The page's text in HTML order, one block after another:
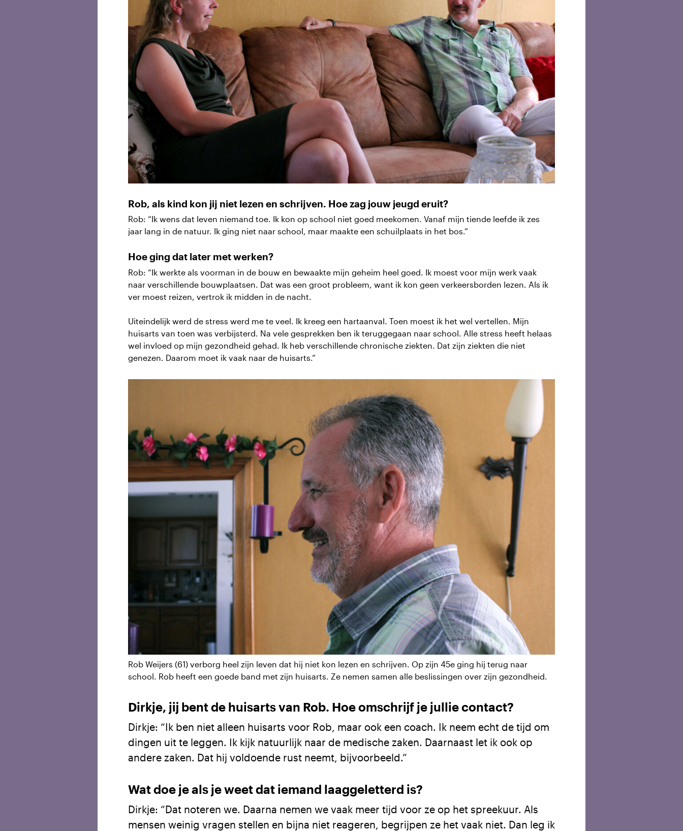
Rob, als kind kon jij niet lezen en schrijven. Hoe zag jouw jeugd eruit?
Rob: “Ik wens dat leven niemand toe. Ik kon op school niet goed meekomen. Vanaf mijn tiende leefde ik zes
jaar lang in de natuur. Ik ging niet naar school, maar maakte een schuilplaats in het bos.”
Hoe ging dat later met werken?
Rob: “Ik werkte als voorman in de bouw en bewaakte mijn geheim heel goed. Ik moest voor mijn werk vaak
naar verschillende bouwplaatsen. Dat was een groot probleem, want ik kon geen verkeersborden lezen. Als ik
ver moest reizen, vertrok ik midden in de nacht.
Uiteindelijk werd de stress werd me te veel. Ik kreeg een hartaanval. Toen moest ik het wel vertellen. Mijn
huisarts van toen was verbijsterd. Na vele gesprekken ben ik teruggegaan naar school. Alle stress heeft helaas
wel invloed op mijn gezondheid gehad. Ik heb verschillende chronische ziekten. Dat zijn ziekten die niet
genezen. Daarom moet ik vaak naar de huisarts.”
Rob Weijers (61) verborg heel zijn leven dat hij niet kon lezen en schrijven. Op zijn 45e ging hij terug naar
school. Rob heeft een goede band met zijn huisarts. Ze nemen samen alle beslissingen over zijn gezondheid.
Dirkje, jij bent de huisarts van Rob. Hoe omschrijf je jullie contact?
Dirkje: “Ik ben niet alleen huisarts voor Rob, maar ook een coach. Ik neem echt de tijd om
dingen uit te leggen. Ik kijk natuurlijk naar de medische zaken. Daarnaast let ik ook op
andere zaken. Dat hij voldoende rust neemt, bijvoorbeeld.”
Wat doe je als je weet dat iemand laaggeletterd is?
Dirkje: “Dat noteren we. Daarna nemen we vaak meer tijd voor ze op het spreekuur. Als
mensen weinig vragen stellen en bijna niet reageren, begrijpen ze het vaak niet. Dan leg ik